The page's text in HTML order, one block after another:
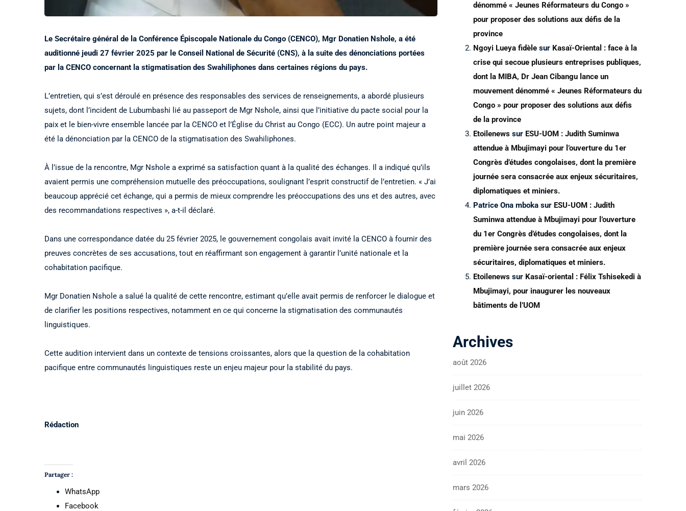
Le Secrétaire général de la Conférence Épiscopale Nationale du Congo (CENCO), Mgr Donatien Nshole, a été
auditionné jeudi 27 février 2025 par le Conseil National de Sécurité (CNS), à la suite des dénonciations portées
par la CENCO concernant la stigmatisation des Swahiliphones dans certaines régions du pays.
L’entretien, qui s’est déroulé en présence des responsables des services de renseignements, a abordé plusieurs
sujets, dont l’incident de Lubumbashi lié au passeport de Mgr Nshole, ainsi que l’initiative du pacte social pour la
paix et le bien-vivre ensemble lancée par la CENCO et l’Église du Christ au Congo (ECC). Un autre point majeur a
été la dénonciation par la CENCO de la stigmatisation des Swahiliphones.
À l’issue de la rencontre, Mgr Nshole a exprimé sa satisfaction quant à la qualité des échanges. Il a indiqué qu’ils
avaient permis une compréhension mutuelle des préoccupations, soulignant l’esprit constructif de l’entretien. « J’ai
beaucoup apprécié cet échange, qui a permis de mieux comprendre les préoccupations des uns et des autres, avec
des recommandations respectives », a-t-il déclaré.
Dans une correspondance datée du 25 février 2025, le gouvernement congolais avait invité la CENCO à fournir des
preuves concrètes de ses accusations, tout en réaffirmant son engagement à garantir l’unité nationale et la
cohabitation pacifique.
Mgr Donatien Nshole a salué la qualité de cette rencontre, estimant qu’elle avait permis de renforcer le dialogue et
de clarifier les positions respectives, notamment en ce qui concerne la stigmatisation des communautés
linguistiques.
Cette audition intervient dans un contexte de tensions croissantes, alors que la question de la cohabitation
pacifique entre communautés linguistiques reste un enjeu majeur pour la stabilité du pays.
Rédaction
Partager :
WhatsApp
Facebook
dénommé « Jeunes Réformateurs du Congo »
pour proposer des solutions aux défis de la
province
Ngoyi Lueya fidèle sur Kasaï-Oriental : face à la
crise qui secoue plusieurs entreprises publiques,
dont la MIBA, Dr Jean Cibangu lance un
mouvement dénommé « Jeunes Réformateurs du
Congo » pour proposer des solutions aux défis
de la province
Etoilenews sur ESU-UOM : Judith Suminwa
attendue à Mbujimayi pour l’ouverture du 1er
Congrès d’études congolaises, dont la première
journée sera consacrée aux enjeux sécuritaires,
diplomatiques et miniers.
Patrice Ona mboka sur ESU-UOM : Judith
Suminwa attendue à Mbujimayi pour l’ouverture
du 1er Congrès d’études congolaises, dont la
première journée sera consacrée aux enjeux
sécuritaires, diplomatiques et miniers.
Etoilenews sur Kasaï-oriental : Félix Tshisekedi à
Mbujimayi, pour inaugurer les nouveaux
bâtiments de l’UOM
Archives
août 2026
juillet 2026
juin 2026
mai 2026
avril 2026
mars 2026